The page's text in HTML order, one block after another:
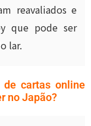
reavaliados e
que pode ser
lar.
cartas online
no Japão?